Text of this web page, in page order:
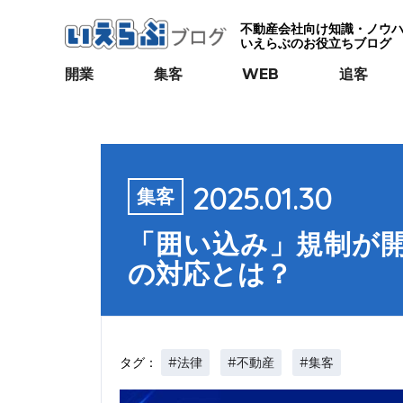
不動産会社向け知識・ノウ
いえらぶのお役立ちブログ
開業 集客 WEB 追客
集客 2025.01.30
「囲い込み」規制が
の対応とは？
タグ： #法律 #不動産 #集客